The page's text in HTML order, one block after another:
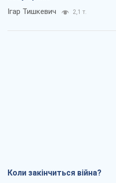
Ігар Тишкевич 2,1 т.
Коли закінчиться війна?